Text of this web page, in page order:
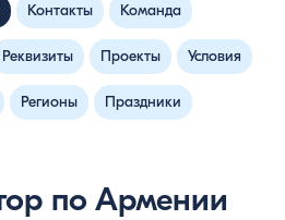
Контакты Команда
Реквизиты Проекты Условия
Регионы Праздники
по Армении